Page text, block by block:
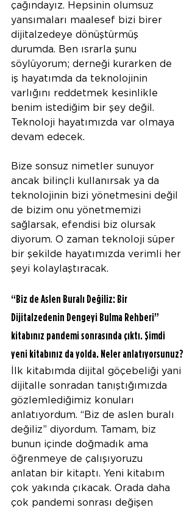
çağındayız. Hepsinin olumsuz
yansımaları maalesef bizi birer
dijitalzedeye dönüştürmüş
durumda. Ben ısrarla şunu
söylüyorum; derneği kurarken de
iş hayatımda da teknolojinin
varlığını reddetmek kesinlikle
benim istediğim bir şey değil.
Teknoloji hayatımızda var olmaya
devam edecek.
Bize sonsuz nimetler sunuyor
ancak bilinçli kullanırsak ya da
teknolojinin bizi yönetmesini değil
de bizim onu yönetmemizi
sağlarsak, efendisi biz olursak
diyorum. O zaman teknoloji süper
bir şekilde hayatımızda verimli her
şeyi kolaylaştıracak.
“Biz de Aslen Buralı Değiliz: Bir
Dijitalzedenin Dengeyi Bulma Rehberi”
kitabınız pandemi sonrasında çıktı. Şimdi
yeni kitabınız da yolda. Neler anlatıyorsunuz?
İlk kitabımda dijital göçebeliği yani
dijitalle sonradan tanıştığımızda
gözlemlediğimiz konuları
anlatıyordum. “Biz de aslen buralı
değiliz” diyordum. Tamam, biz
bunun içinde doğmadık ama
öğrenmeye de çalışıyoruzu
anlatan bir kitaptı. Yeni kitabım
çok yakında çıkacak. Orada daha
çok pandemi sonrası değişen